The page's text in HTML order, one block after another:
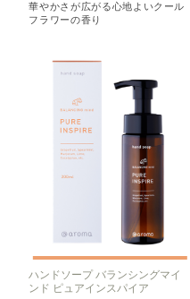
華やかさが広がる心地よいクール
フラワーの香り
ハンドソープ バランシングマイ
ンド ピュアインスパイア